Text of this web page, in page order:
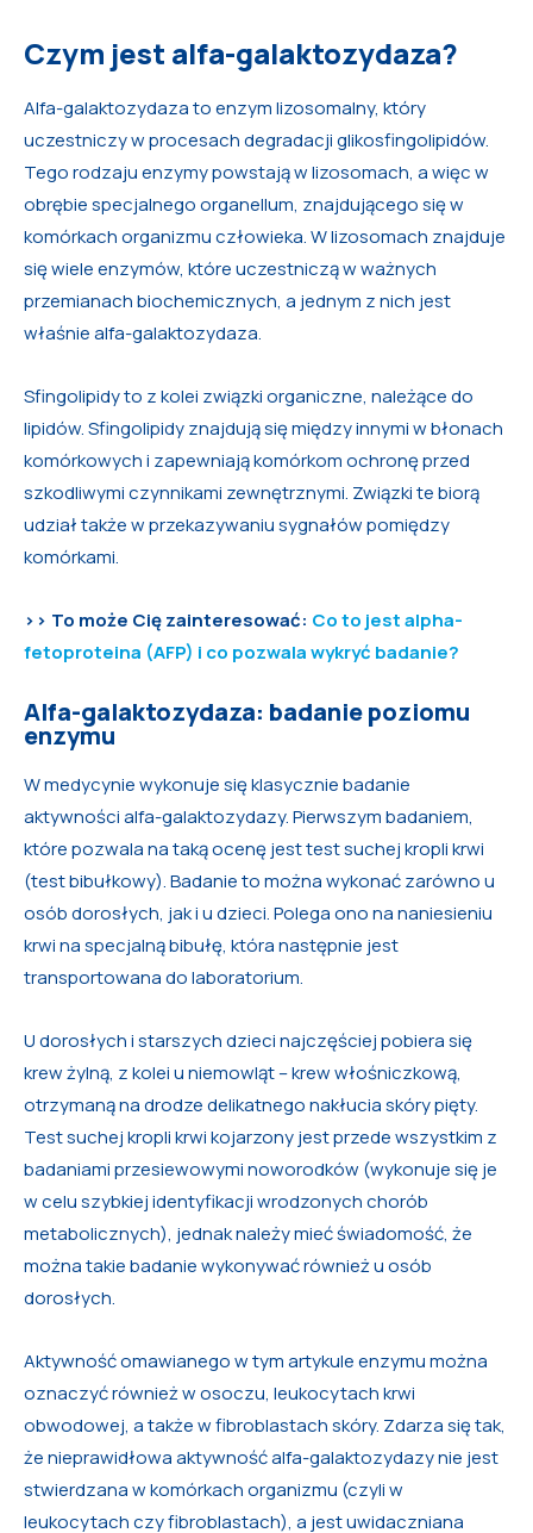
Czym jest alfa-galaktozydaza?
Alfa-galaktozydaza to enzym lizosomalny, który
uczestniczy w procesach degradacji glikosfingolipidów.
Tego rodzaju enzymy powstają w lizosomach, a więc w
obrębie specjalnego organellum, znajdującego się w
komórkach organizmu człowieka. W lizosomach znajduje
się wiele enzymów, które uczestniczą w ważnych
przemianach biochemicznych, a jednym z nich jest
właśnie alfa-galaktozydaza.
Sfingolipidy to z kolei związki organiczne, należące do
lipidów. Sfingolipidy znajdują się między innymi w błonach
komórkowych i zapewniają komórkom ochronę przed
szkodliwymi czynnikami zewnętrznymi. Związki te biorą
udział także w przekazywaniu sygnałów pomiędzy
komórkami.
>> To może Cię zainteresować: Co to jest alpha-
fetoproteina (AFP) i co pozwala wykryć badanie?
Alfa-galaktozydaza: badanie poziomu
enzymu
W medycynie wykonuje się klasycznie badanie
aktywności alfa-galaktozydazy. Pierwszym badaniem,
które pozwala na taką ocenę jest test suchej kropli krwi
(test bibułkowy). Badanie to można wykonać zarówno u
osób dorosłych, jak i u dzieci. Polega ono na naniesieniu
krwi na specjalną bibułę, która następnie jest
transportowana do laboratorium.
U dorosłych i starszych dzieci najczęściej pobiera się
krew żylną, z kolei u niemowląt – krew włośniczkową,
otrzymaną na drodze delikatnego nakłucia skóry pięty.
Test suchej kropli krwi kojarzony jest przede wszystkim z
badaniami przesiewowymi noworodków (wykonuje się je
w celu szybkiej identyfikacji wrodzonych chorób
metabolicznych), jednak należy mieć świadomość, że
można takie badanie wykonywać również u osób
dorosłych.
Aktywność omawianego w tym artykule enzymu można
oznaczyć również w osoczu, leukocytach krwi
obwodowej, a także w fibroblastach skóry. Zdarza się tak,
że nieprawidłowa aktywność alfa-galaktozydazy nie jest
stwierdzana w komórkach organizmu (czyli w
leukocytach czy fibroblastach), a jest uwidaczniana